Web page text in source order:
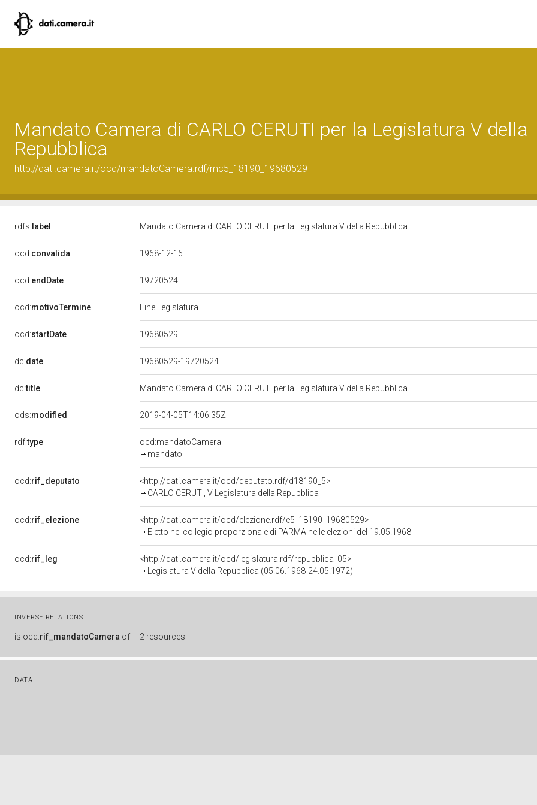
Mandato Camera di CARLO CERUTI per la Legislatura V della
Repubblica
http://dati.camera.it/ocd/mandatoCamera.rdf/mc5_18190_19680529
rdfs: label Mandato Camera di CARLO CERUTI per la Legislatura V della Repubblica
ocd:convalida 1968-12-16
ocd:endDate 19720524
ocd:motivoTermine Fine Legislatura
ocd:startDate 19680529
dc:date 19680529-19720524
dc:title Mandato Camera di CARLO CERUTI per la Legislatura V della Repubblica
ods:modified 2019-04-05T14:06:35Z
rdf:type
ocd:mandatoCamera
mandato
ocd:rif_deputato
<http://dati.camera.it/ocd/deputato.rdf/d18190_5>
CARLO CERUTI, V Legislatura della Repubblica
ocd:rif_elezione
<http://dati.camera.it/ocd/elezione.rdf/e5_18190_19680529>
Eletto nel collegio proporzionale di PARMA nelle elezioni del 19.05.1968
ocd:rif_leg
<http://dati.camera.it/ocd/legislatura.rdf/repubblica_05>
Legislatura V della Repubblica (05.06.1968-24.05.1972)
INVERSE RELATIONS
is ocd:rif_mandatoCamera of 2 resources
DATA